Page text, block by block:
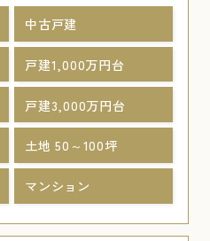
中古戸建
戸建1,000万円台
戸建3,000万円台
土地 50～100坪
マンション